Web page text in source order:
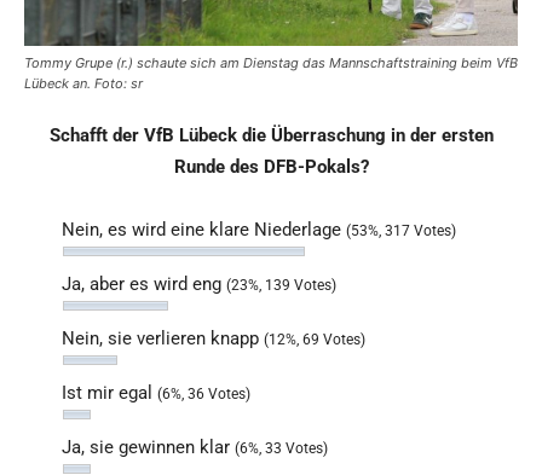
Tommy Grupe (r.) schaute sich am Dienstag das Mannschaftstraining beim VfB
Lübeck an. Foto: sr
Schafft der VfB Lübeck die Überraschung in der ersten
Runde des DFB-Pokals?
Nein, es wird eine klare Niederlage (53%, 317 Votes)
Ja, aber es wird eng (23%, 139 Votes)
Nein, sie verlieren knapp (12%, 69 Votes)
Ist mir egal (6%, 36 Votes)
Ja, sie gewinnen klar (6%, 33 Votes)